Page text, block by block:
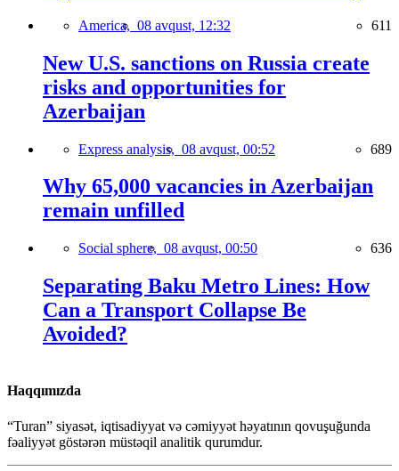
America, 08 avqust, 12:32 611
New U.S. sanctions on Russia create
risks and opportunities for
Azerbaijan
Express analysis, 08 avqust, 00:52 689
Why 65,000 vacancies in Azerbaijan
remain unfilled
Social sphere, 08 avqust, 00:50 636
Separating Baku Metro Lines: How
Can a Transport Collapse Be
Avoided?
Haqqımızda
“Turan” siyasət, iqtisadiyyat və cəmiyyət həyatının qovuşuğunda
fəaliyyət göstərən müstəqil analitik qurumdur.